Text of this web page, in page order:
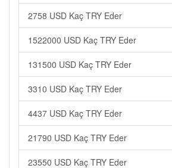
2758 USD Kaç TRY Eder
1522000 USD Kaç TRY Eder
131500 USD Kaç TRY Eder
3310 USD Kaç TRY Eder
4437 USD Kaç TRY Eder
21790 USD Kaç TRY Eder
23550 USD Kaç TRY Eder